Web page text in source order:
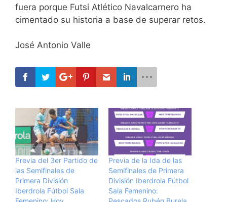
fuera porque Futsi Atlético Navalcarnero ha
cimentado su historia a base de superar retos.
José Antonio Valle
Previa del 3er Partido de
las Semifinales de
Primera División
Iberdrola Fútbol Sala
Previa de la Ida de las
Semifinales de Primera
División Iberdrola Fútbol
Sala Femenino: